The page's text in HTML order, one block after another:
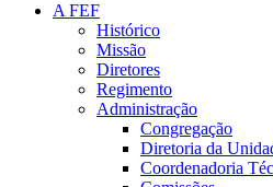
A FEF
Histórico
Missão
Diretores
Regimento
Administração
Congregação
Diretoria da
Coordenadoria